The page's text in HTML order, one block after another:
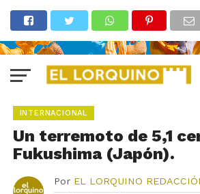
INTERNACIONAL
Un terremoto de 5,1
Fukushima (Japón).
Por EL LORQUINO